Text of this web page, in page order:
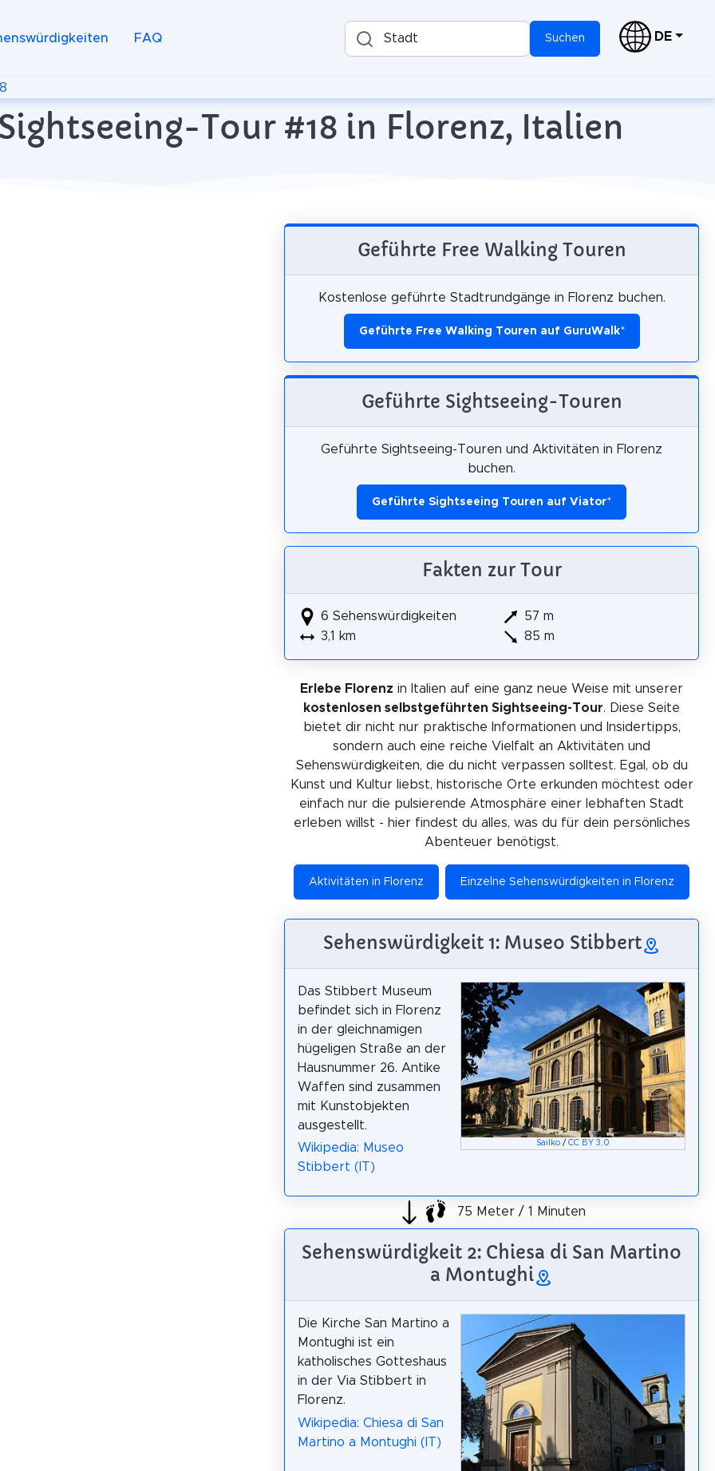
FAQ Stadt Suchen DE
Tour #18 in Florenz, Italien
Geführte Free Walking Touren
Kostenlose geführte Stadtrundgänge in Florenz buchen.
Geführte Free Walking Touren auf GuruWalk*
Geführte Sightseeing-Touren
Geführte Sightseeing-Touren und Aktivitäten in Florenz
buchen.
Geführte Sightseeing Touren auf Viator*
Fakten zur Tour
6 Sehenswürdigkeiten
3,1 km
57 m
85 m
Erlebe Florenz in Italien auf eine ganz neue Weise mit unserer
kostenlosen selbstgeführten Sightseeing-Tour. Diese Seite
bietet dir nicht nur praktische Informationen und Insidertipps,
sondern auch eine reiche Vielfalt an Aktivitäten und
Sehenswürdigkeiten, die du nicht verpassen solltest. Egal, ob du
Kunst und Kultur liebst, historische Orte erkunden möchtest oder
einfach nur die pulsierende Atmosphäre einer lebhaften Stadt
erleben willst - hier findest du alles, was du für dein persönliches
Abenteuer benötigst.
Aktivitäten in Florenz Einzelne Sehenswürdigkeiten in Florenz
Sehenswürdigkeit 1: Museo Stibbert
Sailko /CC BY 3.0
Das Stibbert Museum
befindet sich in Florenz
in der gleichnamigen
hügeligen Straße an der
Hausnummer 26. Antike
Waffen sind zusammen
mit Kunstobjekten
ausgestellt.
Wikipedia: Museo
Stibbert (IT)
75 Meter / 1 Minuten
Sehenswürdigkeit 2: Chiesa di San Martino
a Montughi
Die Kirche San Martino a
Montughi ist ein
katholisches Gotteshaus
in der Via Stibbert in
Florenz.
Wikipedia: Chiesa di San
Martino a Montughi (IT)